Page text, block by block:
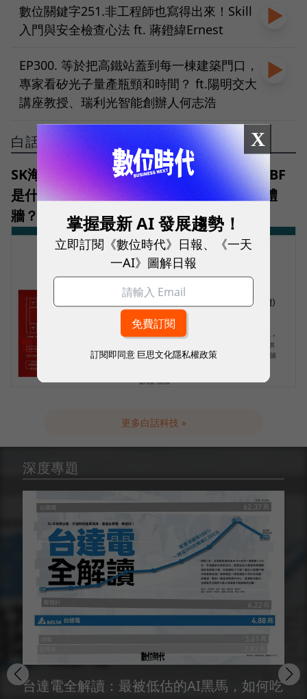
數位關鍵字251.非工程師也寫得出來！Skill
入門與安全檢查心法 ft. 蔣鐙緯Ernest
EP300. 等於把高鐵站蓋到每一棟建築門口，
專家看矽光子量產瓶頸和時間？ ft.陽明交大
講座教授、瑞利光智能創辦人何志浩
白話科技
SK海力士、SanDisk公布HBF首版規格！HBF
是什麼？跟HBM差在哪？如何突破AI記憶體
牆？
更多白話科技 »
深度專題
台達電全解讀：最被低估的AI黑馬，如何吃
X
掌握最新 AI 發展趨勢！
立即訂閱《數位時代》日報、《一天
一AI》圖解日報
訂閱即同意 巨思文化隱私權政策